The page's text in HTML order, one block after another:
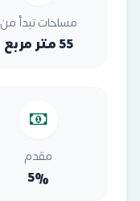
مساحات تبدأ من
55 متر مربع
مقدم
5%